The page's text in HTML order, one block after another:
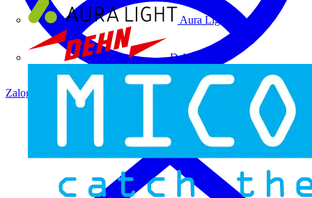
Aura Light
Dehn
Zaloguj się Zarejestruj się